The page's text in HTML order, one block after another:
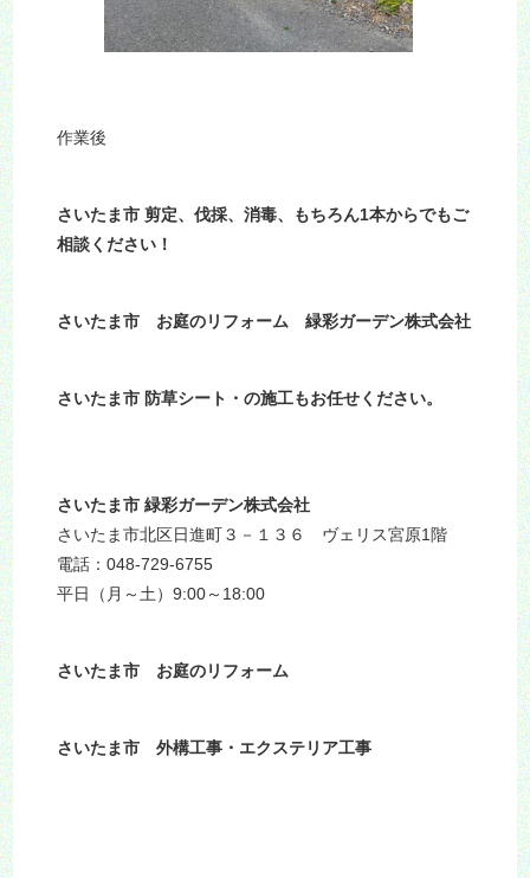
作業後
さいたま市 剪定、伐採、消毒、もちろん1本からでもご
相談ください！
さいたま市 お庭のリフォーム 緑彩ガーデン株式会社
さいたま市 防草シート・の施工もお任せください。
さいたま市 緑彩ガーデン株式会社
さいたま市北区日進町３－１３６ ヴェリス宮原1階
電話：048-729-6755
平日（月～土）9:00～18:00
さいたま市 お庭のリフォーム
さいたま市 外構工事・エクステリア工事